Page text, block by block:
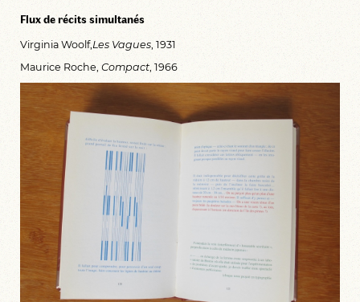
Flux de récits simultanés
Virginia Woolf,Les Vagues, 1931
Maurice Roche,Compact , 1966